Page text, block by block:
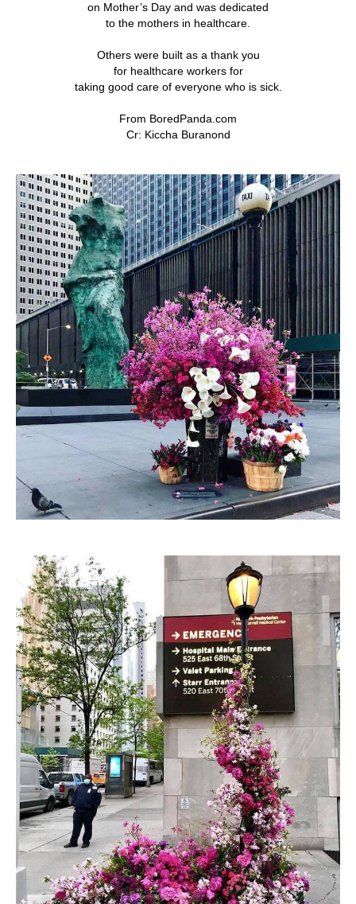
on Mother’s Day and was dedicated
to the mothers in healthcare.
Others were built as a thank you
for healthcare workers for
taking good care of everyone who is sick.
From BoredPanda.com
Cr: Kiccha Buranond